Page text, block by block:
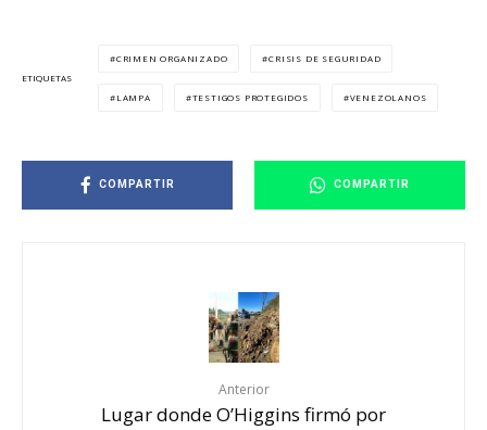
ETIQUETAS
CRIMEN ORGANIZADO CRISIS DE SEGURIDAD
LAMPA TESTIGOS PROTEGIDOS VENEZOLANOS
COMPARTIR COMPARTIR
Anterior
Lugar donde O’Higgins firmó por